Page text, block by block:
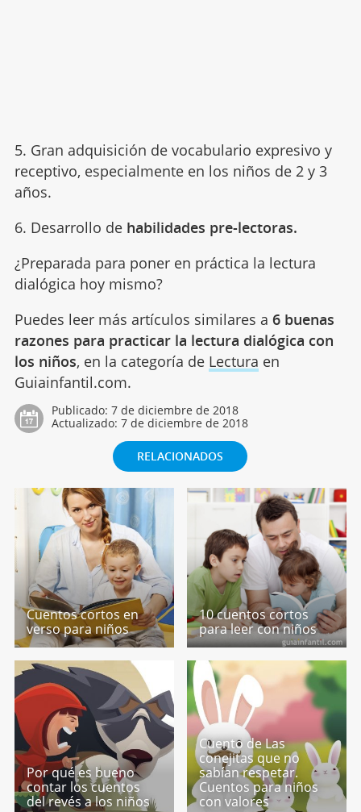
5. Gran adquisición de vocabulario expresivo y
receptivo, especialmente en los niños de 2 y 3
años.
6. Desarrollo de habilidades pre-lectoras.
¿Preparada para poner en práctica la lectura
dialógica hoy mismo?
Puedes leer más artículos similares a 6 buenas
razones para practicar la lectura dialógica con
los niños, en la categoría de Lectura en
Guiainfantil.com.
Publicado: 7 de diciembre de 2018
Actualizado: 7 de diciembre de 2018
RELACIONADOS
Cuentos cortos en
verso para niños
10 cuentos cortos
para leer con niños
Por qué es bueno
contar los cuentos
del revés a los niños
Cuento de Las
conejitas que no
sabían respetar.
Cuentos para niños
con valores